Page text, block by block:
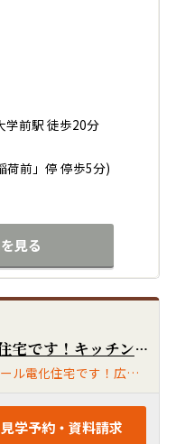
学前駅 徒歩20分
荷前」停 停歩5分)
見る
レア物件・完全分離の二世帯住宅です！キッチンやお風呂も2つあるのでシェアハウスや寮にも最適です！玄関だけ共通でそれ以外・LDK、お風呂、洗面も全て２つあります！築14年の築浅住宅です！まだまだキレイです！
経済的なIHクッキングヒーター、オール電化住宅です！広い屋上付きです！趣味スペースにいかがでしょうか？景観も最高です！南道路で日当たり良好です！電気、水道のメーターも2つあり、料金も別になります！
見学予約・資料請求